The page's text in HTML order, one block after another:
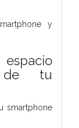
y
de tu
smartphone